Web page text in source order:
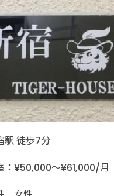
駅 徒歩7分
：¥50,000～¥61,000/月